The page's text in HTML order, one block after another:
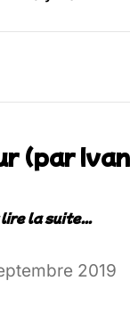
(Vaulx-en-
(par Ivan
2019